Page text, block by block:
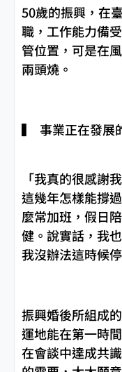
50歲的振興，在
職，工作能力備
管位置，可是在
兩頭燒。
▍ 事業正在發展
「我真的很感謝
這幾年怎樣能撐
麼常加班，假日
健。說實話，我
我沒辦法這時候停
振興婚後所組成
運地能在第一時
在會談中達成共